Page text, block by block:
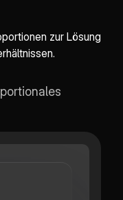
zur Lösung